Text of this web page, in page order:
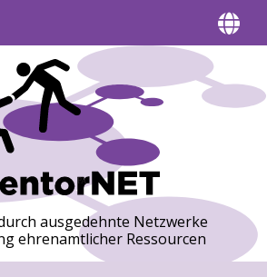
ausgedehnte Netzwerke
ehrenamtlicher Ressourcen